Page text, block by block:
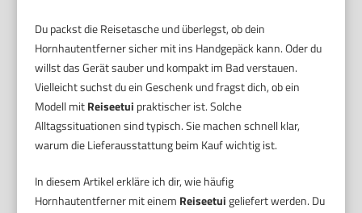
Du packst die Reisetasche und überlegst, ob dein
Hornhautentferner sicher mit ins Handgepäck kann. Oder du
willst das Gerät sauber und kompakt im Bad verstauen.
Vielleicht suchst du ein Geschenk und fragst dich, ob ein
Modell mitReiseetui praktischer ist. Solche
Alltagssituationen sind typisch. Sie machen schnell klar,
warum die Lieferausstattung beim Kauf wichtig ist.
In diesem Artikel erkläre ich dir, wie häufig
Hornhautentferner mit einem Reiseetuigeliefert werden. Du